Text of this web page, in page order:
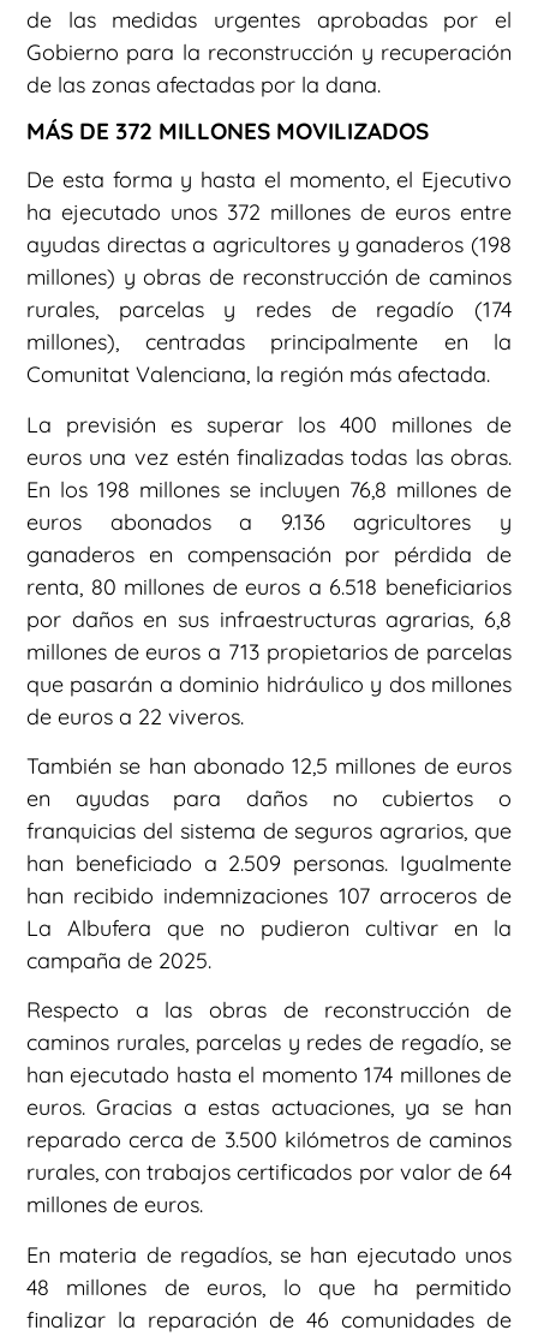
de las medidas urgentes aprobadas por el
Gobierno para la reconstrucción y recuperación
de las zonas afectadas por la dana.
MÁS DE 372 MILLONES MOVILIZADOS
De esta forma y hasta el momento, el Ejecutivo
ha ejecutado unos 372 millones de euros entre
ayudas directas a agricultores y ganaderos (198
millones) y obras de reconstrucción de caminos
rurales, parcelas y redes de regadío (174
millones), centradas principalmente en la
Comunitat Valenciana, la región más afectada.
La previsión es superar los 400 millones de
euros una vez estén finalizadas todas las obras.
En los 198 millones se incluyen 76,8 millones de
euros abonados a 9.136 agricultores y
ganaderos en compensación por pérdida de
renta, 80 millones de euros a 6.518 beneficiarios
por daños en sus infraestructuras agrarias, 6,8
millones de euros a 713 propietarios de parcelas
que pasarán a dominio hidráulico y dos millones
de euros a 22 viveros.
También se han abonado 12,5 millones de euros
en ayudas para daños no cubiertos o
franquicias del sistema de seguros agrarios, que
han beneficiado a 2.509 personas. Igualmente
han recibido indemnizaciones 107 arroceros de
La Albufera que no pudieron cultivar en la
campaña de 2025.
Respecto a las obras de reconstrucción de
caminos rurales, parcelas y redes de regadío, se
han ejecutado hasta el momento 174 millones de
euros. Gracias a estas actuaciones, ya se han
reparado cerca de 3.500 kilómetros de caminos
rurales, con trabajos certificados por valor de 64
millones de euros.
En materia de regadíos, se han ejecutado unos
48 millones de euros, lo que ha permitido
finalizar la reparación de 46 comunidades de